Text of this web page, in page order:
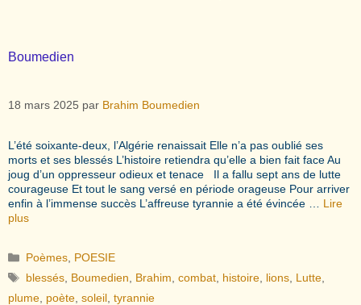
Boumedien
18 mars 2025 par Brahim Boumedien
L’été soixante-deux, l’Algérie renaissait Elle n’a pas oublié ses
morts et ses blessés L’histoire retiendra qu’elle a bien fait face Au
joug d’un oppresseur odieux et tenace Il a fallu sept ans de lutte
courageuse Et tout le sang versé en période orageuse Pour arriver
enfin à l’immense succès L’affreuse tyrannie a été évincée … Lire
plus
Catégories
Poèmes POESIE
Étiquettes
blessés Boumedien Brahim ,combat histoire lions Lutte
plume poète soleil tyrannie